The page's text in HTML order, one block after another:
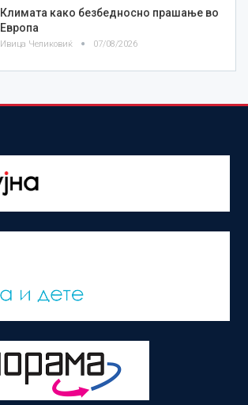
Климата како безбедносно прашање во
Европа
Ивица Челиковиќ 07/08/2026